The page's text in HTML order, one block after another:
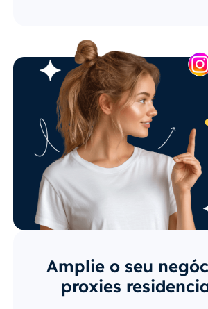
Amplie o seu
proxies